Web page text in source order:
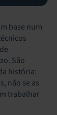
base num
São
história:
não se as
trabalhar